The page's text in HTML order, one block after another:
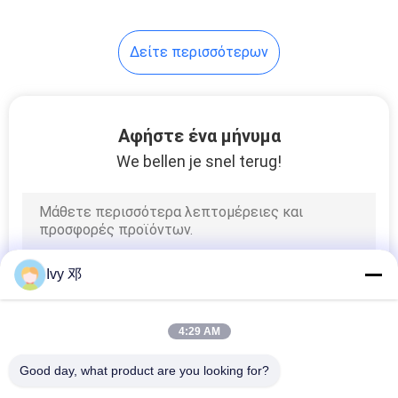
PCB υψηλής
FR 4 Πίνακας PCB
Δείτε περισσότερων
Αφήστε ένα μήνυμα
We bellen je snel terug!
Ivy 邓
4:29 AM
Good day, what product are you looking for?